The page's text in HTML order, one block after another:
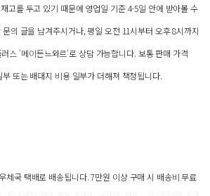
고를 두고 있기 때문에 영업일 기준 4-5일 안에 받아볼 수
의 글을 남겨주시거나, 평일 오전 11시부터 오후 8시까지
스 '메이든느와르'로 상담 가능합니다. 보통 판매 가격
또는 배대지 비용 일부가 더해져 책정됩니다.
체국 택배로 배송됩니다. 7만원 이상 구매 시 배송비 무료